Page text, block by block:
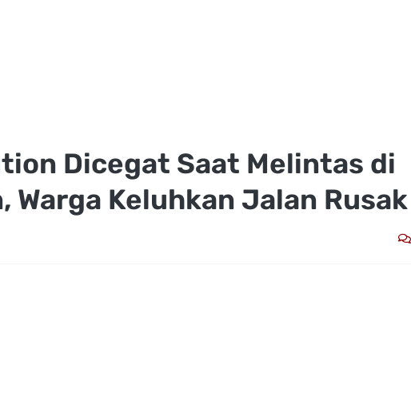
Dicegat Saat Melintas di
Warga Keluhkan Jalan Rusak